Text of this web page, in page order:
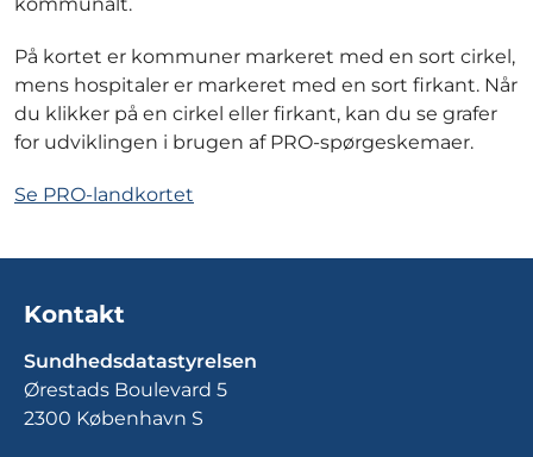
kommunalt.
På kortet er kommuner markeret med en sort cirkel,
mens hospitaler er markeret med en sort firkant. Når
du klikker på en cirkel eller firkant, kan du se grafer
for udviklingen i brugen af PRO-spørgeskemaer.
Se PRO-landkortet
Kontakt
Sundhedsdatastyrelsen
Ørestads Boulevard 5
2300 København S